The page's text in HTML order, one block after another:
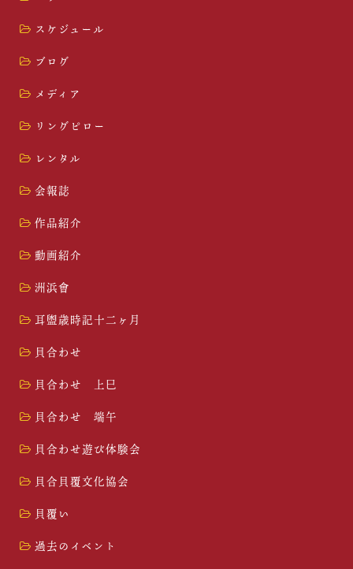
スケジュール
ブログ
メディア
リングピロー
レンタル
会報誌
作品紹介
動画紹介
洲浜會
耳盥歳時記十二ヶ月
貝合わせ
貝合わせ 上巳
貝合わせ 端午
貝合わせ遊び体験会
貝合貝覆文化協会
貝覆い
過去のイベント